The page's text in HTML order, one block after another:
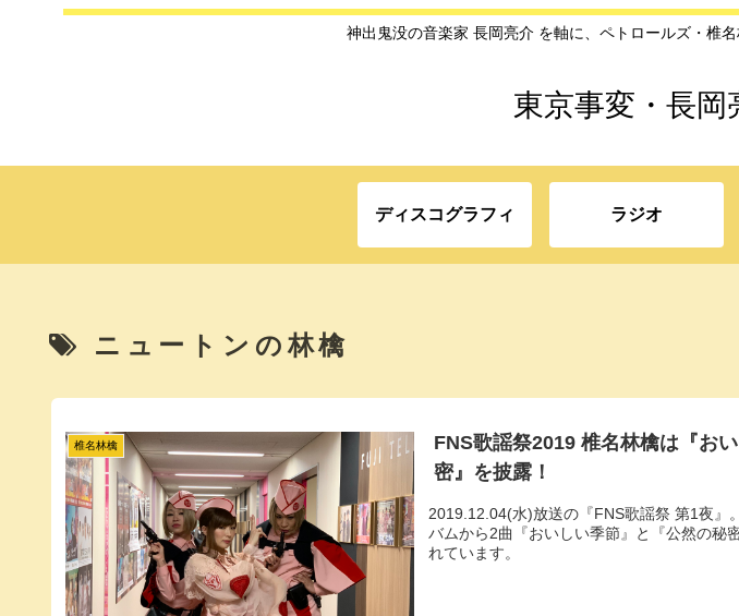
神出鬼没の音楽家 長岡亮介 を軸に、ペトロールズ・椎
東京事変・長岡
ディスコグラフィ ラジオ
ニュートンの林檎
椎名林檎
FNS歌謡祭2019 椎名林檎は『お
密』を披露！
2019.12.04(水)放送の『FNS歌謡祭 第1夜』
バムから2曲『おいしい季節』と『公然の秘
れています。